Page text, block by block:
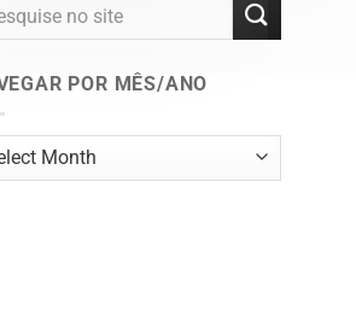
POR MÊS/ANO